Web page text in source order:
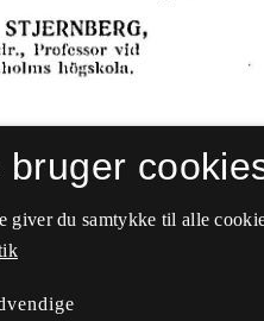
du samtykke til alle